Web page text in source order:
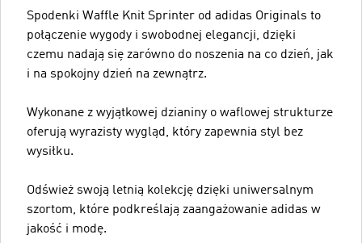
Spodenki Waffle Knit Sprinter od adidas Originals to
połączenie wygody i swobodnej elegancji, dzięki
czemu nadają się zarówno do noszenia na co dzień, jak
i na spokojny dzień na zewnątrz.
Wykonane z wyjątkowej dzianiny o waflowej strukturze
oferują wyrazisty wygląd, który zapewnia styl bez
wysiłku.
Odśwież swoją letnią kolekcję dzięki uniwersalnym
szortom, które podkreślają zaangażowanie adidas w
jakość i modę.